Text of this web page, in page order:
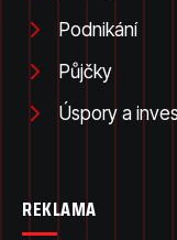
Podnikání
Půjčky
Úspory a
REKLAMA